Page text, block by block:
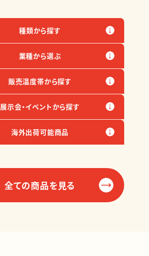
種類から探す
業種から選ぶ
販売温度帯から探す
展示会・イベントから探す
海外出荷可能商品
全ての商品を見る